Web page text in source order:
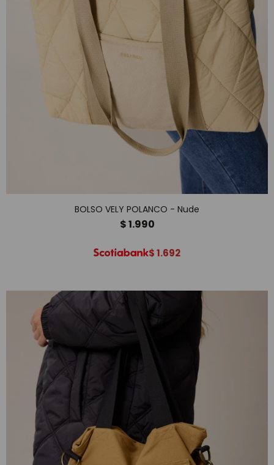
BOLSO VELY POLANCO - Nude
$1.990
$1.692